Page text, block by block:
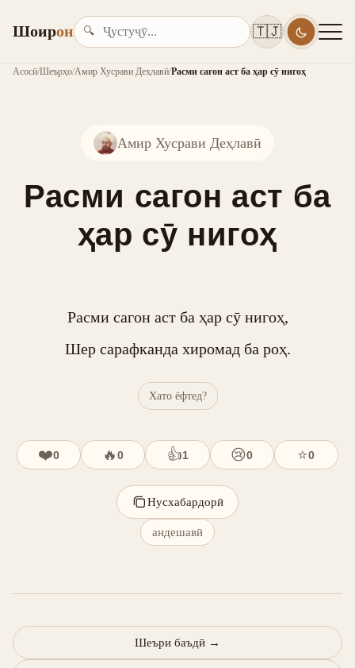
Шоирон 🔍 🇹🇯
Асосӣ/Шеърҳо/Амир Хусрави Деҳлавӣ/Расми сагон аст ба ҳар сӯ нигоҳ
Амир Хусрави Деҳлавӣ
Расми сагон аст ба
ҳар сӯ нигоҳ
Расми сагон аст ба ҳар сӯ нигоҳ,
Шер сарафканда хиромад ба роҳ.
Хато ёфтед?
❤️0 🔥0 👍1 😢0 ⭐0
Нусхабардорӣ
андешавӣ
Шеъри баъдӣ →